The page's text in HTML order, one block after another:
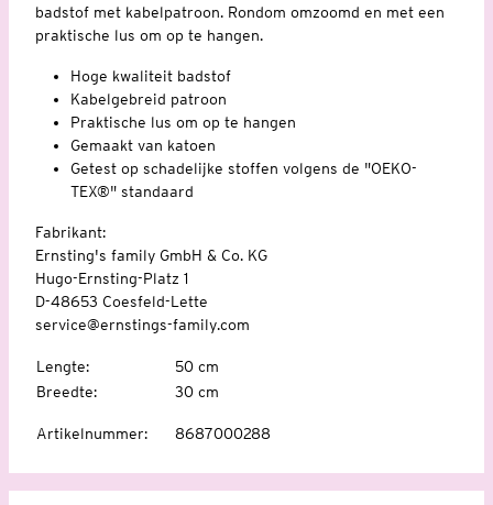
badstof met kabelpatroon. Rondom omzoomd en met een
praktische lus om op te hangen.
Hoge kwaliteit badstof
Kabelgebreid patroon
Praktische lus om op te hangen
Gemaakt van katoen
Getest op schadelijke stoffen volgens de "OEKO-
TEX®" standaard
Fabrikant:
Ernsting's family GmbH & Co. KG
Hugo-Ernsting-Platz 1
D-48653 Coesfeld-Lette
service@ernstings-family.com
Lengte:
50 cm
Breedte: 30 cm
Artikelnummer: 8687000288